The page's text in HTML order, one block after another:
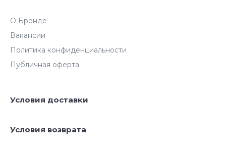
О Бренде
Вакансии
Политика конфиденциальности
Публичная оферта
Условия доставки
Условия возврата